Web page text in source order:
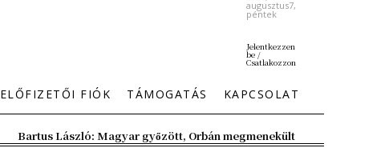
augusztus7,
péntek
Jelentkezzen
be /
Csatlakozzon
ELŐFIZETŐI FIÓK TÁMOGATÁS KAPCSOLAT
Bartus László: Magyar győzött, Orbán megmenekült